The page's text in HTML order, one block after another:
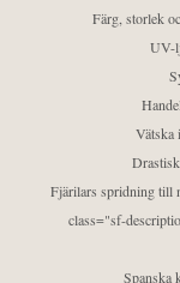
Färg, storlek
UV-
Vätska
Fjärilars spridning till
class="sf-
Spanska